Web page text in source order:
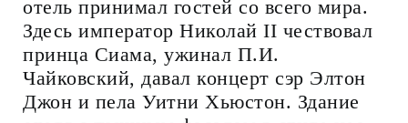
отель принимал гостей со всего мира.
Здесь император Николай II чествовал
принца Сиама, ужинал П.И.
Чайковский, давал концерт сэр Элтон
Джон и пела Уитни Хьюстон. Здание